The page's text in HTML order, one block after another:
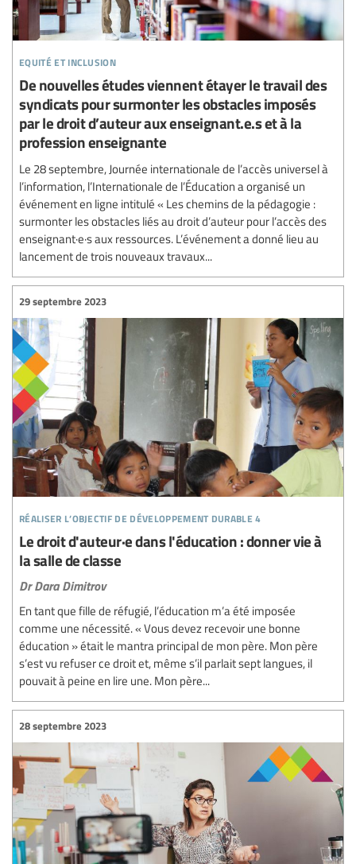
equité et inclusion
De nouvelles études viennent étayer le travail des
syndicats pour surmonter les obstacles imposés
par le droit d’auteur aux enseignant.e.s et à la
profession enseignante
Le 28 septembre, Journée internationale de l’accès universel à
l’information, l’Internationale de l’Éducation a organisé un
événement en ligne intitulé « Les chemins de la pédagogie :
surmonter les obstacles liés au droit d’auteur pour l’accès des
enseignant·e·s aux ressources. L’événement a donné lieu au
lancement de trois nouveaux travaux...
réaliser l’objectif de développement durable 4
29 septembre 2023
Le droit d'auteur·e dans l'éducation : donner vie à
la salle de classe
Dr Dara Dimitrov
En tant que fille de réfugié, l’éducation m’a été imposée
comme une nécessité. « Vous devez recevoir une bonne
éducation » était le mantra principal de mon père. Mon père
s’est vu refuser ce droit et, même s’il parlait sept langues, il
pouvait à peine en lire une. Mon père...
28 septembre 2023